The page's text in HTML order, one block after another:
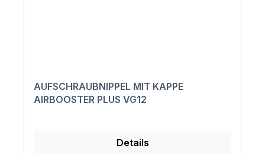
AUFSCHRAUBNIPPEL MIT KAPPE
AIRBOOSTER PLUS VG12
Details